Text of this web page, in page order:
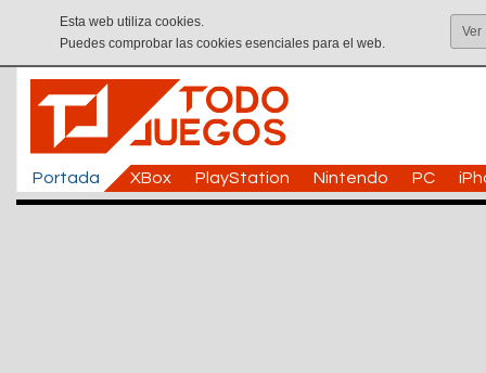
Esta web utiliza cookies.
Puedes comprobar las cookies esenciales para el web.
Ver
Portada XBox PlayStation Nintendo PC